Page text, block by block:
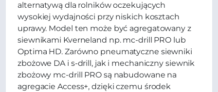
alternatywą dla rolników oczekujących
wysokiej wydajności przy niskich kosztach
uprawy. Model ten może być agregatowany z
siewnikami Kverneland np. mc-drill PRO lub
Optima HD. Zarówno pneumatyczne siewniki
zbożowe DA i s-drill, jak i mechaniczny siewnik
zbożowy mc-drill PRO są nabudowane na
agregacie Access+, dzięki czemu środek